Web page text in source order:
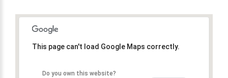
This page can't load Google Maps correctly.
Do you own this website?